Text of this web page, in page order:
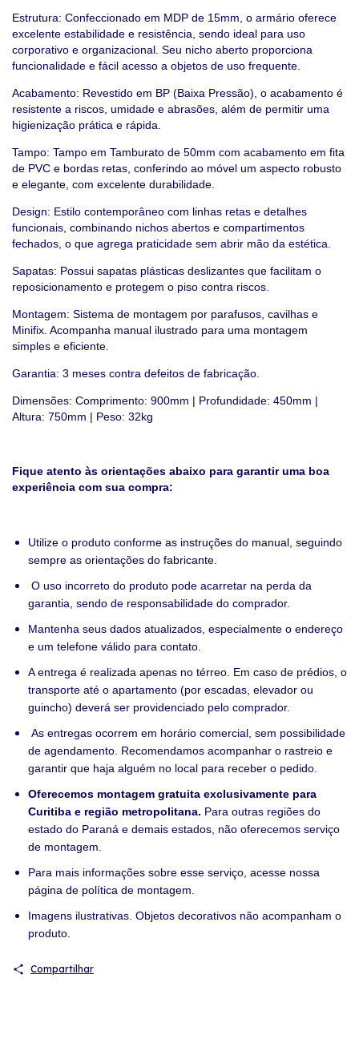
Estrutura: Confeccionado em MDP de 15mm, o armário oferece
excelente estabilidade e resistência, sendo ideal para uso
corporativo e organizacional. Seu nicho aberto proporciona
funcionalidade e fácil acesso a objetos de uso frequente.
Acabamento: Revestido em BP (Baixa Pressão), o acabamento é
resistente a riscos, umidade e abrasões, além de permitir uma
higienização prática e rápida.
Tampo: Tampo em Tamburato de 50mm com acabamento em fita
de PVC e bordas retas, conferindo ao móvel um aspecto robusto
e elegante, com excelente durabilidade.
Design: Estilo contemporâneo com linhas retas e detalhes
funcionais, combinando nichos abertos e compartimentos
fechados, o que agrega praticidade sem abrir mão da estética.
Sapatas: Possui sapatas plásticas deslizantes que facilitam o
reposicionamento e protegem o piso contra riscos.
Montagem: Sistema de montagem por parafusos, cavilhas e
Minifix. Acompanha manual ilustrado para uma montagem
simples e eficiente.
Garantia: 3 meses contra defeitos de fabricação.
Dimensões: Comprimento: 900mm | Profundidade: 450mm |
Altura: 750mm | Peso: 32kg
Fique atento às orientações abaixo para garantir uma boa
experiência com sua compra:
Utilize o produto conforme as instruções do manual, seguindo
sempre as orientações do fabricante.
O uso incorreto do produto pode acarretar na perda da
garantia, sendo de responsabilidade do comprador.
Mantenha seus dados atualizados, especialmente o endereço
e um telefone válido para contato.
A entrega é realizada apenas no térreo. Em caso de prédios, o
transporte até o apartamento (por escadas, elevador ou
guincho) deverá ser providenciado pelo comprador.
As entregas ocorrem em horário comercial, sem possibilidade
de agendamento. Recomendamos acompanhar o rastreio e
garantir que haja alguém no local para receber o pedido.
Oferecemos montagem gratuita exclusivamente para
Curitiba e região metropolitana. Para outras regiões do
estado do Paraná e demais estados, não oferecemos serviço
de montagem.
Para mais informações sobre esse serviço, acesse nossa
página de política de montagem.
Imagens ilustrativas. Objetos decorativos não acompanham o
produto.
Compartilhar